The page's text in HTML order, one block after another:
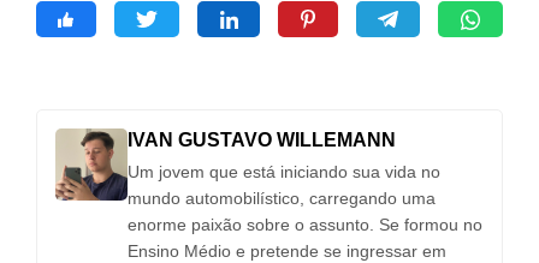
IVAN GUSTAVO WILLEMANN
Um jovem que está iniciando sua vida no
mundo automobilístico, carregando uma
enorme paixão sobre o assunto. Se formou no
Ensino Médio e pretende se ingressar em